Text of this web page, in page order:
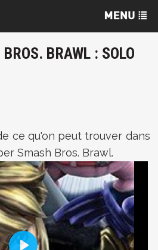
BRAWL : SOLO
ce qu'on peut trouver dans
Smash Bros. Brawl.